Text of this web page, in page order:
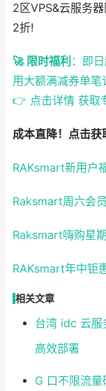
2区VPS&云服务
2折!
🚀 限时福利 ：即
用大额满减券单笔
👉 点击详情 获取
成本直降！点击
RAKsmart新用户
Raksmart周六会
Raksmart嗨购星
RAKsmart年中钜
相关文章
台湾 idc 云服
高效部署
G 口不限流